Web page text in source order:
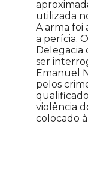
utilizada
A arma foi
a perícia.
Delegacia
ser
Emanuel
pelos
violência
colocado